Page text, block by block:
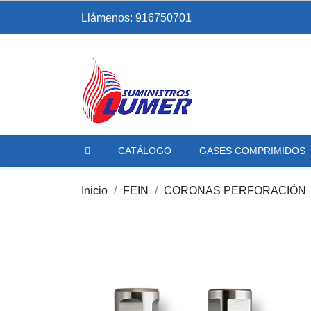
Llámenos: 916750701
CATÁLOGO GASES COMPRIMIDOS
Inicio FEIN CORONAS PERFORACIÓN